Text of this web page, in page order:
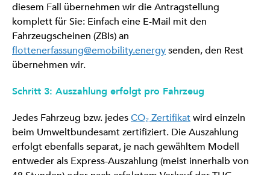
diesem Fall übernehmen wir die Antragstellung
komplett für Sie: Einfach eine E-Mail mit den
Fahrzeugscheinen (ZBIs) an
flottenerfassung@emobility.energysenden, den Rest
übernehmen wir.
Schritt 3: Auszahlung erfolgt pro Fahrzeug
Jedes Fahrzeug bzw. jedesCO₂ Zertifikatwird einzeln
beim Umweltbundesamt zertifiziert. Die Auszahlung
erfolgt ebenfalls separat, je nach gewähltem Modell
entweder als Express-Auszahlung (meist innerhalb von